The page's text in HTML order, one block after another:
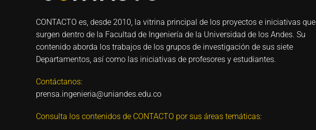
CONTACTO es, desde 2010, la vitrina principal de los proyectos e iniciativas que
surgen dentro de la Facultad de Ingeniería de la Universidad de los Andes. Su
contenido aborda los trabajos de los grupos de investigación de sus siete
Departamentos, así como las iniciativas de profesores y estudiantes.
Contáctanos:
prensa.ingenieria@uniandes.edu.co
Consulta los contenidos de CONTACTO por sus áreas temáticas: